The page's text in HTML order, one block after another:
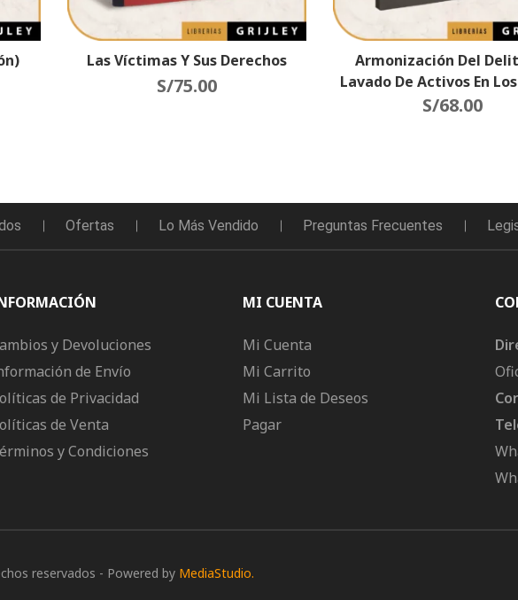
Las Víctimas Y Sus Derechos
S/75.00
Armonización Del
Lavado De Activos En
De La Alianza Del
S/68.00
Ofertas Lo Más Vendido Preguntas Frecuentes
y Devoluciones
de Envío
de Privacidad
de Venta
y Condiciones
MI CUENTA
Mi Cuenta
Mi Carrito
Mi Lista de Deseos
Pagar
reservados - Powered by MediaStudio.